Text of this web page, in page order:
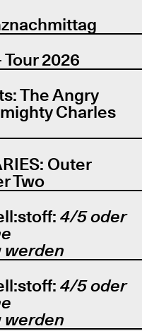
2026
The Angry
Charles
Outer
Two
4/5 oder
werden
4/5 oder
werden